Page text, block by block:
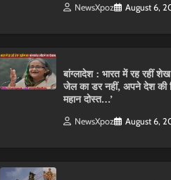
NewsXpoz August 6,
बांग्लादेश : भारत में रह रहीं
जेल का डर नहीं, अपने देश की
महान दोस्त…’
NewsXpoz August 6,